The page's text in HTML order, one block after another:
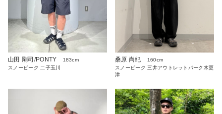
山田 剛司/PONTY
183cm
スノーピーク 二子玉川
桑原 尚紀
160cm
スノーピーク 三井アウトレットパーク木更
津